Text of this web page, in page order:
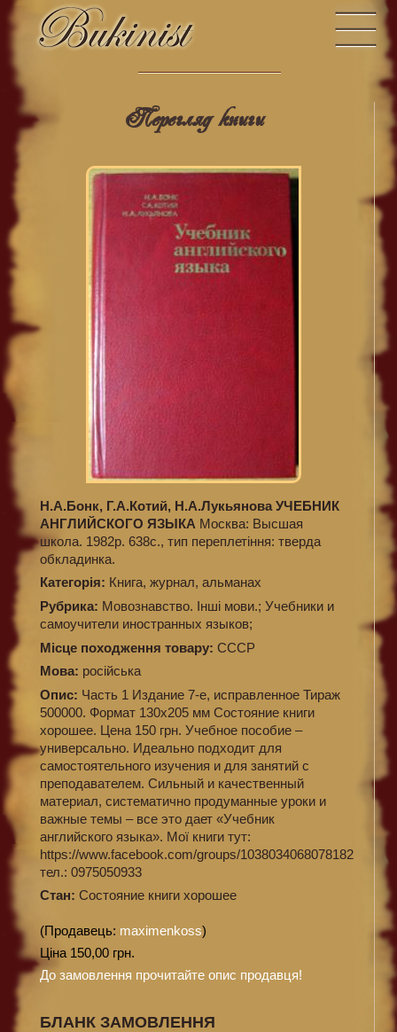
Перегляд книги
Н.А.Бонк, Г.А.Котий, Н.А.Лукьянова УЧЕБНИК
АНГЛИЙСКОГО ЯЗЫКА Москва: Высшая
школа. 1982р. 638с., тип переплетіння: тверда
обкладинка.
Категорiя: Книга, журнал, альманах
Рубрика: Мовознавство. Інші мови.; Учебники и
самоучители иностранных языков;
Місце походження товару: СССР
Мова: російська
Опис: Часть 1 Издание 7-е, исправленное Тираж
500000. Формат 130х205 мм Состояние книги
хорошее. Цена 150 грн. Учебное пособие –
универсально. Идеально подходит для
самостоятельного изучения и для занятий с
преподавателем. Сильный и качественный
материал, систематично продуманные уроки и
важные темы – все это дает «Учебник
английского языка». Мої книги тут:
https://www.facebook.com/groups/1038034068078182
тел.: 0975050933
Стан: Состояние книги хорошее
(Продавець: maximenkoss)
Ціна 150,00 грн.
До замовлення прочитайте опис продавця!
БЛАНК ЗАМОВЛЕННЯ